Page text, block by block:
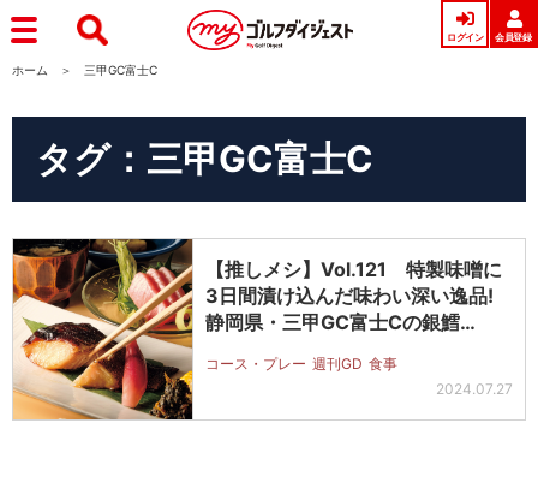
ログイン 会員登録
ホーム 三甲GC富士C
タグ：三甲GC富士C
【推しメシ】Vol.121 特製味噌に
3日間漬け込んだ味わい深い逸品!
静岡県・三甲GC富士Cの銀鱈…
コース・プレー 週刊GD 食事
2024.07.27